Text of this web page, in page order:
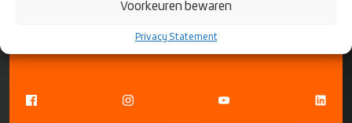
Voorkeuren bewaren
Privacy Statement